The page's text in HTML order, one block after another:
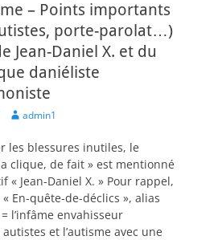
– Points importants
porte-parolat…)
Jean-Daniel X. et du
daniéliste
Author
admin1
les blessures inutiles, le
clique, de fait » est mentionné
« Jean-Daniel X. » Pour rappel,
« En-quête-de-déclics », alias
l’infâme envahisseur
et l’autisme avec une